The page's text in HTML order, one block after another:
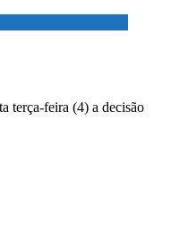
terça-feira (4) a decisão